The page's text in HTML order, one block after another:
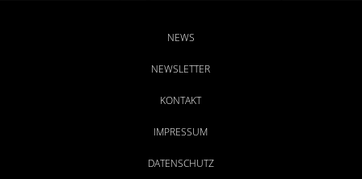
hinaus gibt Neues aus dem Clubleben, sportliche Erfolge,
Beiträge zu Sport und Gesundheit und, und, und..
NEWS
NEWSLETTER
KONTAKT
IMPRESSUM
DATENSCHUTZ